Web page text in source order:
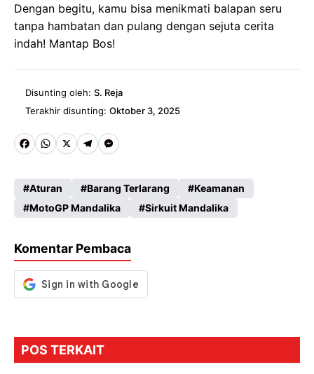
Dengan begitu, kamu bisa menikmati balapan seru
tanpa hambatan dan pulang dengan sejuta cerita
indah! Mantap Bos!
Disunting oleh: S. Reja
Terakhir disunting: Oktober 3, 2025
Fa
b
o
k
W
ts
A
p
X
Te
gr
a
M
se
n
er
Aturan Barang Terlarang
Keamanan
MotoGP Mandalika
Sirkuit Mandalika
Komentar Pembaca
POS TERKAIT